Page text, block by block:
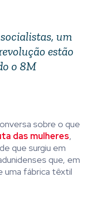
um
estão
o 8M
sobre o que
das mulheres,
que surgiu em
que, em
uma fábrica têxtil